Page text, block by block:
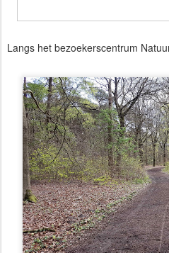
Langs het bezoekerscentrum